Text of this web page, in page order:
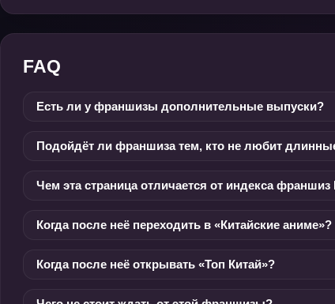
FAQ
Есть ли у франшизы дополнительные выпуски?
Подойдёт ли франшиза тем, кто не любит
Чем эта страница отличается от индекса франшиз
Когда после неё переходить в «Китайские аниме»?
Когда после неё открывать «Топ Китай»?